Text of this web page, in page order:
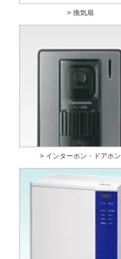
> 換気扇
> インターホン・ドアホン